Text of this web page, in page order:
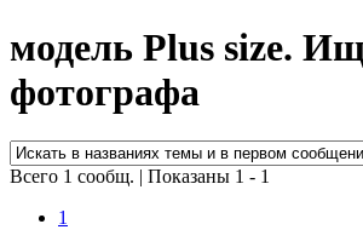
модель Plus size.
фотографа
Всего 1 сообщ. | Показаны 1 - 1
1